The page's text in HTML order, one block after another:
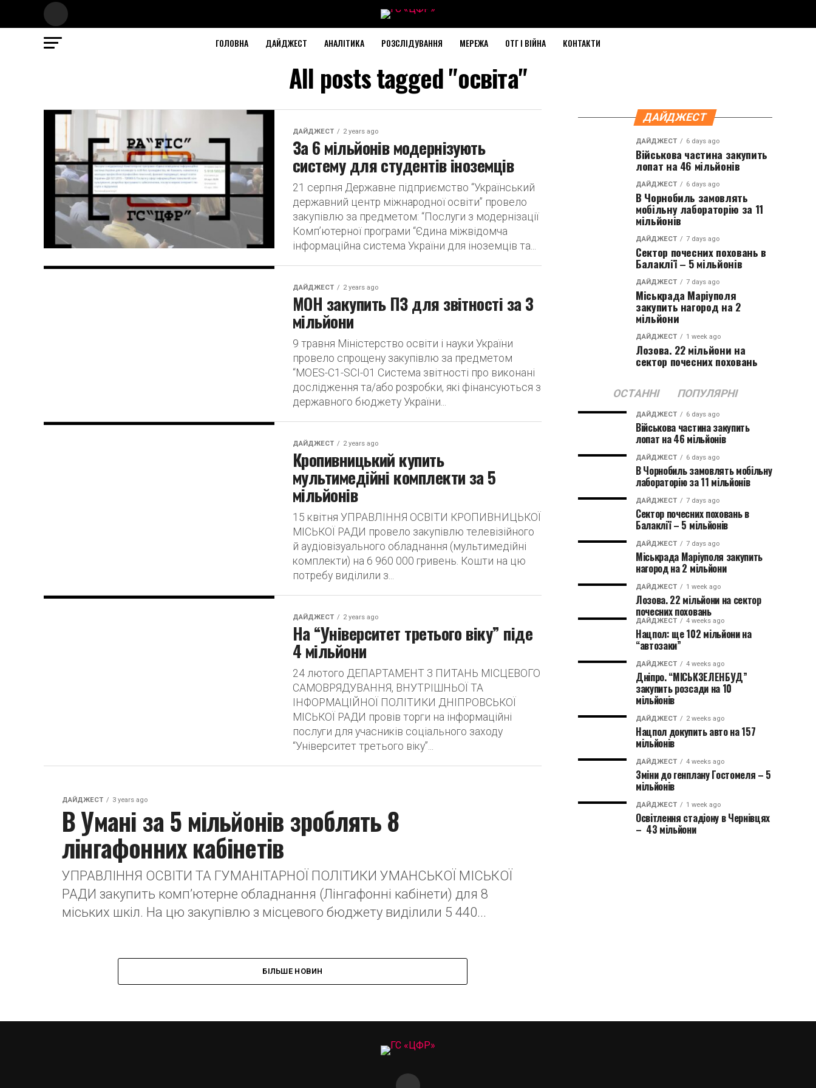
ГОЛОВНА ДАЙДЖЕСТ АНАЛІТИКА РОЗСЛІДУВАННЯ МЕРЕЖА ОТГ І ВІЙНА КОНТАКТИ
All posts tagged "освіта"
ДАЙДЖЕСТ 2 years ago
За 6 мільйонів модернізують
систему для студентів іноземців
21 серпня Державне підприємство “Український
державний центр міжнародної освіти” провело
закупівлю за предметом: “Послуги з модернізації
Комп’ютерної програми “Єдина міжвідомча
інформаційна система України для іноземців та...
ДАЙДЖЕСТ 2 years ago
МОН закупить ПЗ для звітності за 3
мільйони
9 травня Міністерство освіти і науки України
провело спрощену закупівлю за предметом
“MOES-C1-SCI-01 Система звітності про виконані
дослідження та/або розробки, які фінансуються з
державного бюджету України...
ДАЙДЖЕСТ 2 years ago
Кропивницький купить
мультимедійні комплекти за 5
мільйонів
15 квітня УПРАВЛІННЯ ОСВІТИ КРОПИВНИЦЬКОЇ
МІСЬКОЇ РАДИ провело закупівлю телевізійного
й аудіовізуального обладнання (мультимедійні
комплекти) на 6 960 000 гривень. Кошти на цю
потребу виділили з...
ДАЙДЖЕСТ 2 years ago
На “Університет третього віку” піде
4 мільйони
24 лютого ДЕПАРТАМЕНТ З ПИТАНЬ МІСЦЕВОГО
САМОВРЯДУВАННЯ, ВНУТРІШНЬОЇ ТА
ІНФОРМАЦІЙНОЇ ПОЛІТИКИ ДНІПРОВСЬКОЇ
МІСЬКОЇ РАДИ провів торги на інформаційні
послуги для учасників соціального заходу
“Університет третього віку”...
ДАЙДЖЕСТ 3 years ago
В Умані за 5 мільйонів зроблять 8
лінгафонних кабінетів
УПРАВЛІННЯ ОСВІТИ ТА ГУМАНІТАРНОЇ ПОЛІТИКИ УМАНСЬКОЇ МІСЬКОЇ
РАДИ закупить комп’ютерне обладнання (Лінгафонні кабінети) для 8
міських шкіл. На цю закупівлю з місцевого бюджету виділили 5 440...
БІЛЬШЕ НОВИН
ДАЙДЖЕСТ
ДАЙДЖЕСТ 6 days ago
Військова частина закупить
лопат на 46 мільйонів
ДАЙДЖЕСТ 6 days ago
В Чорнобиль замовлять
мобільну лабораторію за 11
мільйонів
ДАЙДЖЕСТ 7 days ago
Сектор почесних поховань в
Балаклії – 5 мільйонів
ДАЙДЖЕСТ 7 days ago
Міськрада Маріуполя
закупить нагород на 2
мільйони
ДАЙДЖЕСТ 1 week ago
Лозова. 22 мільйони на
сектор почесних поховань
ОСТАННІ ПОПУЛЯРНІ
ДАЙДЖЕСТ 6 days ago
Військова частина закупить
лопат на 46 мільйонів
ДАЙДЖЕСТ 6 days ago
В Чорнобиль замовлять мобільну
лабораторію за 11 мільйонів
ДАЙДЖЕСТ 7 days ago
Сектор почесних поховань в
Балаклії – 5 мільйонів
ДАЙДЖЕСТ 7 days ago
Міськрада Маріуполя закупить
нагород на 2 мільйони
ДАЙДЖЕСТ 1 week ago
Лозова. 22 мільйони на сектор
почесних поховань
ДАЙДЖЕСТ 4 weeks ago
Нацпол: ще 102 мільйони на
“автозаки”
ДАЙДЖЕСТ 4 weeks ago
Дніпро. “МІСЬКЗЕЛЕНБУД”
закупить розсади на 10
мільйонів
ДАЙДЖЕСТ 2 weeks ago
Нацпол докупить авто на 157
мільйонів
ДАЙДЖЕСТ 4 weeks ago
Зміни до генплану Гостомеля – 5
мільйонів
ДАЙДЖЕСТ 1 week ago
Освітлення стадіону в Чернівцях
– 43 мільйони